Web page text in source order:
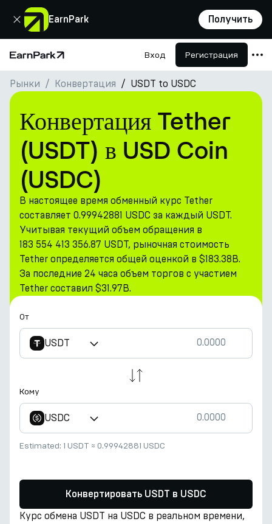
EarnPark Получить
Закрыть
Главная страница Вход Регистрация
Продукты
Рынки
Калькуляторы
Токен PARK
Ресурсы
Компания
Рынки Конвертация USDT to USDC
Конвертация Tether
(USDT) в USD Coin
(USDC)
В настоящее время обменный курс Tether
составляет 0.99942881 USDC за каждый USDT.
Учитывая текущий объем обращения в
183 554 413 356.87 USDT, рыночная стоимость
Tether определяется общей оценкой в $183.38B.
За последние 24 часа объем торгов с участием
Tether составил $31.97B.
От
USDT
Кому
USDC
Estimated: 1 USDT ≈ 0.99942881 USDC
Конвертировать USDT в USDC
Курс обмена USDT на USDC в реальном времени,